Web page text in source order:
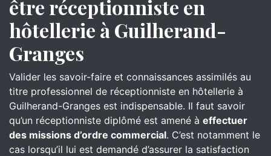
être réceptionniste en
hôtellerie à Guilherand-
Granges
Valider les savoir-faire et connaissances assimilés au
titre professionnel de réceptionniste en hôtellerie à
Guilherand-Granges est indispensable. Il faut savoir
qu’un réceptionniste diplômé est amené à effectuer
des missions d’ordre commercial. C’est notamment le
cas lorsqu’il lui est demandé d’assurer la satisfaction